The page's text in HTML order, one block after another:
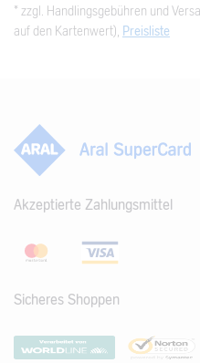
* zzgl. Handlingsgebühren und
auf den Kartenwert), Preisliste
Akzeptierte Zahlungsmittel
Sicheres Shoppen